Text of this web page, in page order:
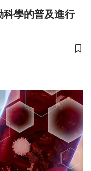
學的普及進行
儲